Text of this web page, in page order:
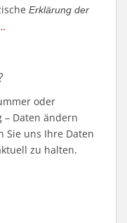
Erklärung der
oder
Daten ändern
Sie uns Ihre Daten
zu halten.